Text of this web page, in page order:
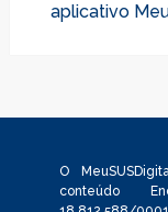
aplicativo
O
conteúdo